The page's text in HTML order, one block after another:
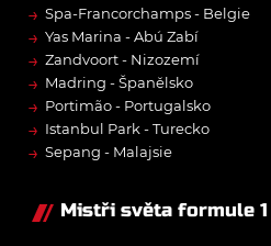
→ Spa-Francorchamps - Belgie
→ Yas Marina - Abú Zabí
→ Zandvoort - Nizozemí
→ Madring - Španělsko
→ Portimão - Portugalsko
→ Istanbul Park - Turecko
→ Sepang - Malajsie
Mistři světa formule 1